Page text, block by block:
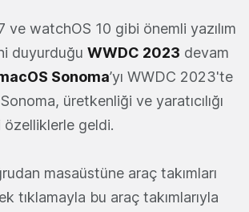
ve watchOS 10 gibi önemli yazılım
duyurduğu WWDC 2023 devam
Sonoma’yı WWDC 2023'te
üretkenliği ve yaratıcılığı
özelliklerle geldi.
masaüstüne araç takımları
tıklamayla bu araç takımlarıyla